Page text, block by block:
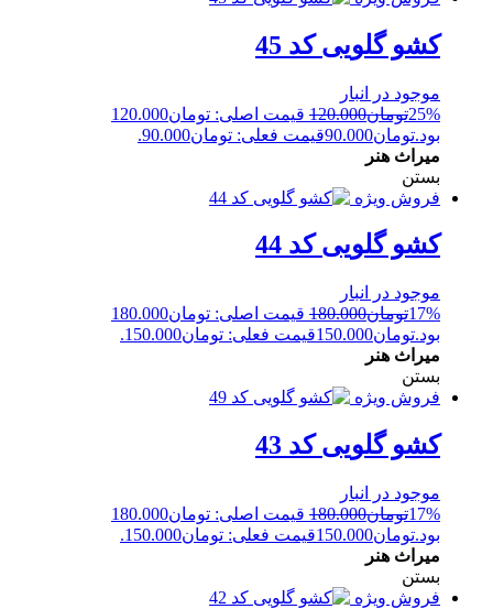
کشو گلویی کد 45
موجود در انبار
25%تومان120.000
قیمت اصلی: تومان120.000
بود.تومان90.000قیمت فعلی: تومان90.000.
میراث هنر
بستن
فروش ویژه
کشو گلویی کد 44
موجود در انبار
17%تومان180.000
قیمت اصلی: تومان180.000
بود.تومان150.000قیمت فعلی: تومان150.000.
میراث هنر
بستن
فروش ویژه
کشو گلویی کد 43
موجود در انبار
17%تومان180.000
قیمت اصلی: تومان180.000
بود.تومان150.000قیمت فعلی: تومان150.000.
میراث هنر
بستن
فروش ویژه